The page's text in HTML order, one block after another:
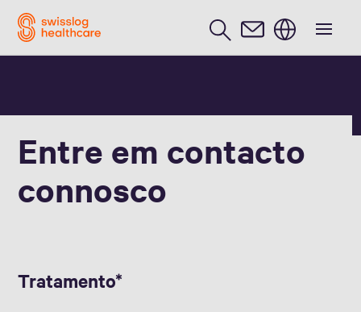
Português / Portuguese
Entre em contacto
connosco
Tratamento